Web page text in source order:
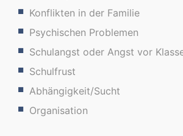
Konflikten in der Familie
Psychischen Problemen
Schulangst oder Angst vor
Schulfrust
Abhängigkeit/Sucht
Organisation